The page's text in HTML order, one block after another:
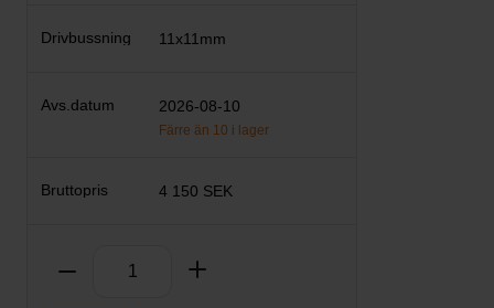
11x11mm
2026-08-10
Färre än 10 i lager
4 150 SEK
Ta bort